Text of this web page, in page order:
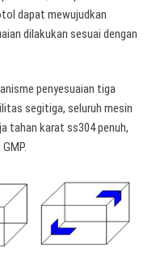
dapat mewujudkan
dilakukan sesuai dengan
penyesuaian tiga
segitiga, seluruh mesin
tahan karat ss304 penuh,